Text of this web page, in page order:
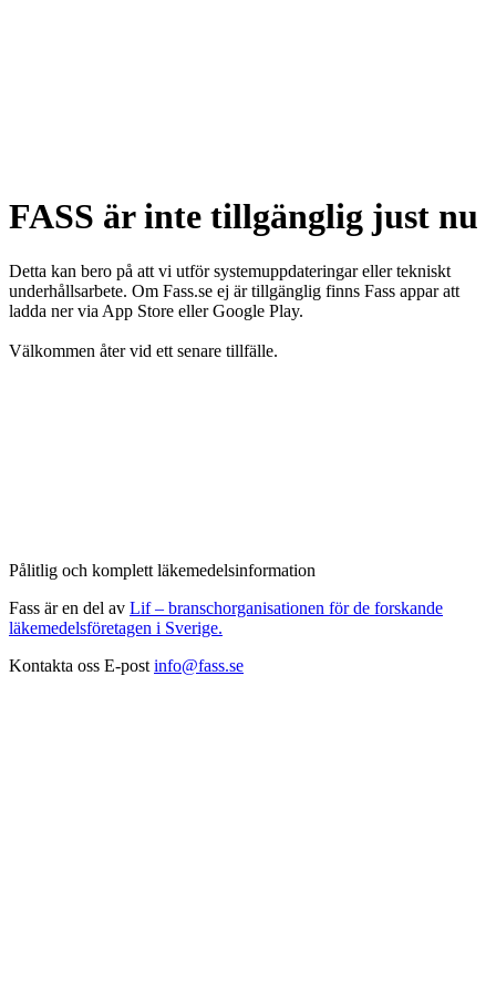
FASS är inte tillgänglig just nu
Detta kan bero på att vi utför systemuppdateringar eller tekniskt
underhållsarbete. Om Fass.se ej är tillgänglig finns Fass appar att
ladda ner via App Store eller Google Play.
Välkommen åter vid ett senare tillfälle.
Pålitlig och komplett läkemedelsinformation
Fass är en del av Lif – branschorganisationen för de forskande
läkemedelsföretagen i Sverige.
Kontakta oss E-post info@fass.se